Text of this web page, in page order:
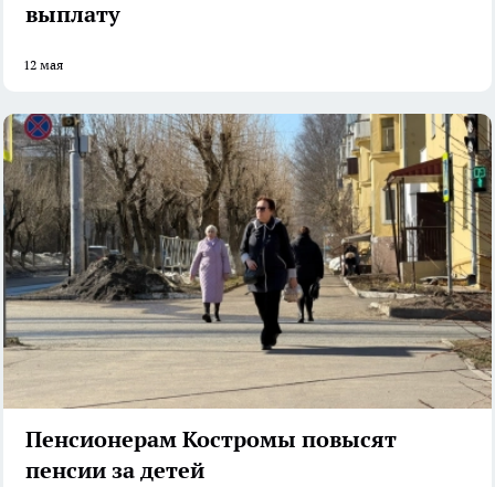
выплату
12 мая
Пенсионерам Костромы повысят
пенсии за детей